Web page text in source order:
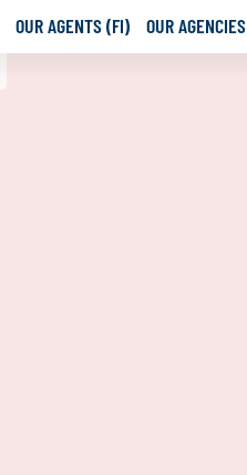
OUR AGENTS (FI) OUR